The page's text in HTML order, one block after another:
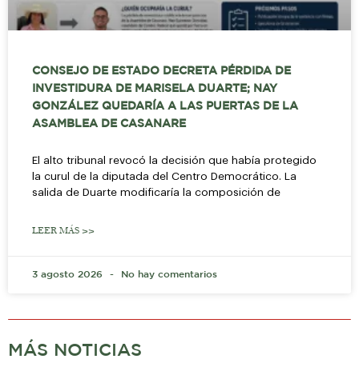
CONSEJO DE ESTADO DECRETA PÉRDIDA DE
INVESTIDURA DE MARISELA DUARTE; NAY
GONZÁLEZ QUEDARÍA A LAS PUERTAS DE LA
ASAMBLEA DE CASANARE
El alto tribunal revocó la decisión que había protegido
la curul de la diputada del Centro Democrático. La
salida de Duarte modificaría la composición de
LEER MÁS >>
3 agosto 2026 No hay comentarios
MÁS NOTICIAS